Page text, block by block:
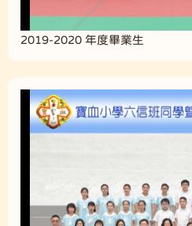
2019-2020 年度畢業生